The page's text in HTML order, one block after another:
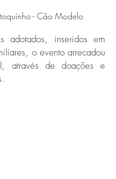
- Cão Modelo
adotados, inseridos em
o evento arrecadou
através de doações e